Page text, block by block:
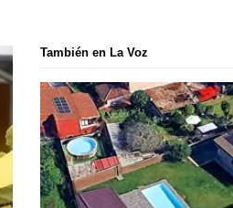
También en La Voz